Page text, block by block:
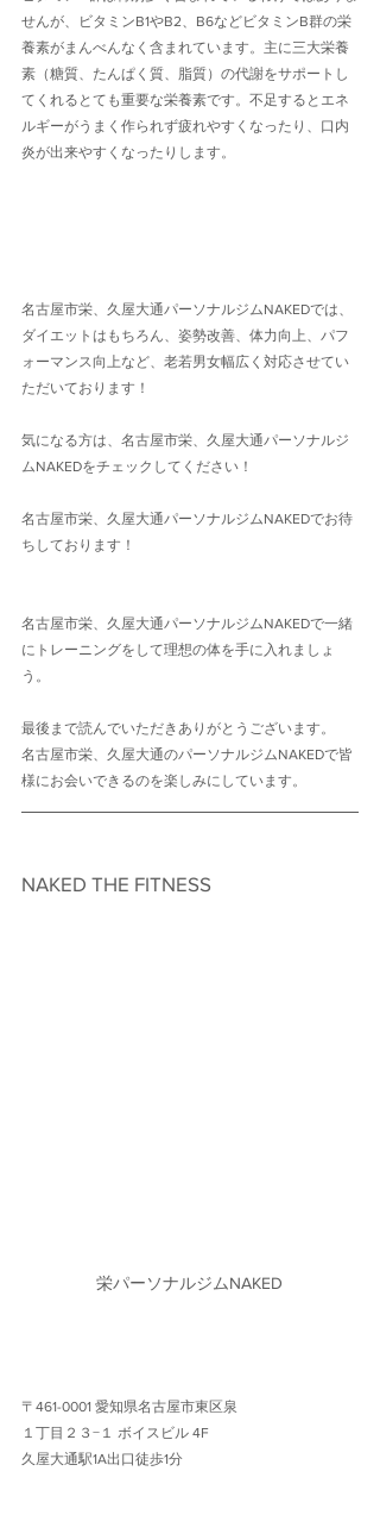
せんが、ビタミンB1やB2、B6などビタミンB群の栄
養素がまんべんなく含まれています。主に三大栄養
素（糖質、たんぱく質、脂質）の代謝をサポートし
てくれるとても重要な栄養素です。不足するとエネ
ルギーがうまく作られず疲れやすくなったり、口内
炎が出来やすくなったりします。
名古屋市栄、久屋大通パーソナルジムNAKEDでは、
ダイエットはもちろん、姿勢改善、体力向上、パフ
ォーマンス向上など、老若男女幅広く対応させてい
ただいております！
気になる方は、名古屋市栄、久屋大通パーソナルジ
ムNAKEDをチェックしてください！
名古屋市栄、久屋大通パーソナルジムNAKEDでお待
ちしております！
名古屋市栄、久屋大通パーソナルジムNAKEDで一緒
にトレーニングをして理想の体を手に入れましょ
う。
最後まで読んでいただきありがとうございます。
名古屋市栄、久屋大通のパーソナルジムNAKEDで皆
様にお会いできるのを楽しみにしています。
NAKED THE FITNESS
栄パーソナルジムNAKED
〒461-0001 愛知県名古屋市東区泉
１丁目２３−１ ボイスビル 4F
久屋大通駅1A出口徒歩1分